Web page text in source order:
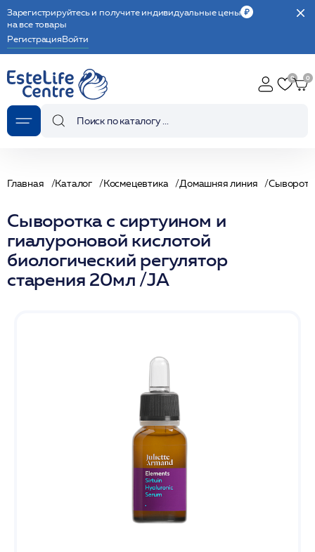
Зарегистрируйтесь и получите индивидуальные цены
на все товары
РегистрацияВойти
Главная Каталог Космецевтика Домашняя линия
Сыворотка с сиртуином и
гиалуроновой кислотой
биологический регулятор
старения 20мл /JA